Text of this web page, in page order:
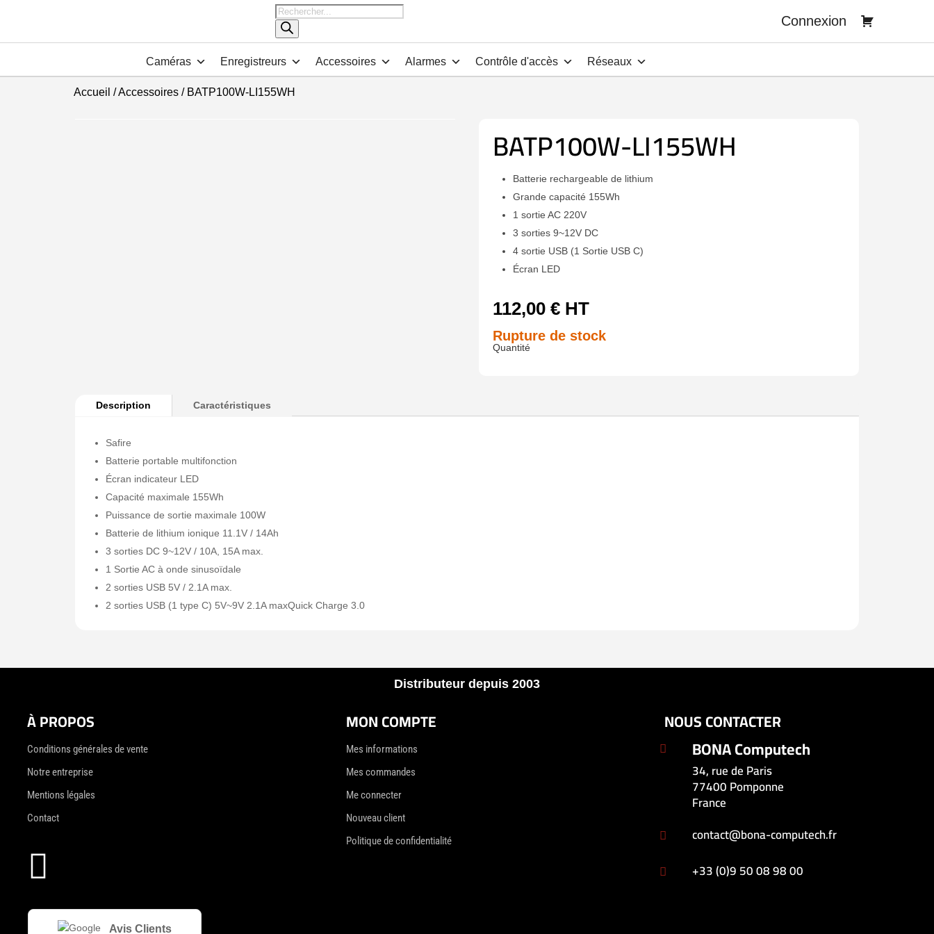
Recherche
de
produits
Connexion
Caméras Enregistreurs Accessoires Alarmes Contrôle d'accès Réseaux
Accueil /Accessoires/ BATP100W-LI155WH
BATP100W-LI155WH
Batterie rechargeable de lithium
Grande capacité 155Wh
1 sortie AC 220V
3 sorties 9~12V DC
4 sortie USB (1 Sortie USB C)
Écran LED
112,00 € HT
Rupture de stock
Description Caractéristiques
Safire
Batterie portable multifonction
Écran indicateur LED
Capacité maximale 155Wh
Puissance de sortie maximale 100W
Batterie de lithium ionique 11.1V / 14Ah
3 sorties DC 9~12V / 10A, 15A max.
1 Sortie AC à onde sinusoïdale
2 sorties USB 5V / 2.1A max.
2 sorties USB (1 type C) 5V~9V 2.1A maxQuick Charge 3.0
Distributeur depuis 2003
À PROPOS
Conditions générales de vente
Notre entreprise
Mentions légales
Contact

Avis Clients
MON COMPTE
Mes informations
Mes commandes
Me connecter
Nouveau client
Politique de confidentialité
NOUS CONTACTER
 BONA Computech
34, rue de Paris
77400 Pomponne
France
 contact@bona-computech.fr
 +33 (0)9 50 08 98 00